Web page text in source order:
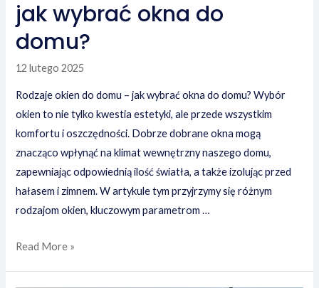
jak wybrać okna do
domu?
12 lutego 2025
Rodzaje okien do domu – jak wybrać okna do domu? Wybór
okien to nie tylko kwestia estetyki, ale przede wszystkim
komfortu i oszczędności. Dobrze dobrane okna mogą
znacząco wpłynąć na klimat wewnętrzny naszego domu,
zapewniając odpowiednią ilość światła, a także izolując przed
hałasem i zimnem. W artykule tym przyjrzymy się różnym
rodzajom okien, kluczowym parametrom …
Rodzaje
Read More »